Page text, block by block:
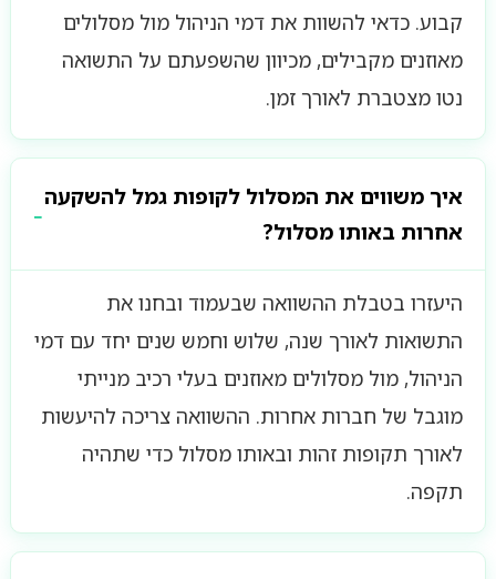
קבוע. כדאי להשוות את דמי הניהול מול מסלולים
מאוזנים מקבילים, מכיוון שהשפעתם על התשואה
נטו מצטברת לאורך זמן.
איך משווים את המסלול לקופות גמל להשקעה
אחרות באותו מסלול?
היעזרו בטבלת ההשוואה שבעמוד ובחנו את
התשואות לאורך שנה, שלוש וחמש שנים יחד עם דמי
הניהול, מול מסלולים מאוזנים בעלי רכיב מנייתי
מוגבל של חברות אחרות. ההשוואה צריכה להיעשות
לאורך תקופות זהות ובאותו מסלול כדי שתהיה
תקפה.